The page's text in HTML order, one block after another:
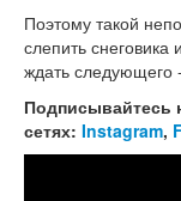
Поэтому такой
слепить
ждать следующего
Подписывайтесь
сетях: Instagram,